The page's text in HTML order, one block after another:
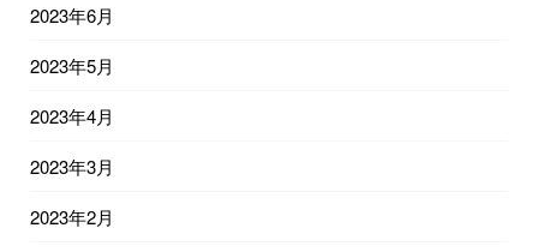
2023年6月
2023年5月
2023年4月
2023年3月
2023年2月